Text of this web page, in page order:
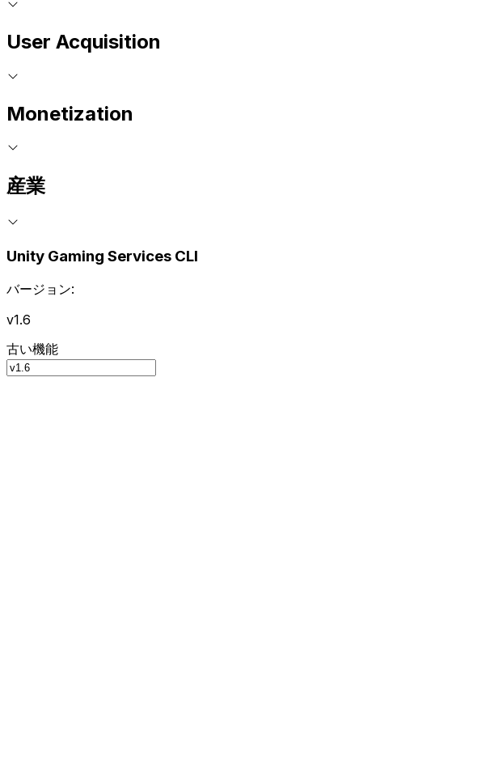
User Acquisition
Monetization
産業
Unity Gaming Services CLI
バージョン:
v1.6
古い機能